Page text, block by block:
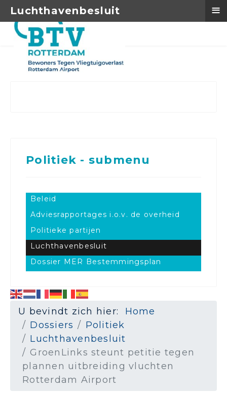
Politiek - submenu
Beleid
Adviesrapportages i.o.v. de overheid
Politieke partijen
Luchthavenbesluit
Dossier MER Bestemmingsplan
U bevindt zich hier: Home
Dossiers
Politiek
Luchthavenbesluit
GroenLinks steunt petitie tegen
plannen uitbreiding vluchten
Rotterdam Airport
Luchthavenbesluit ≡